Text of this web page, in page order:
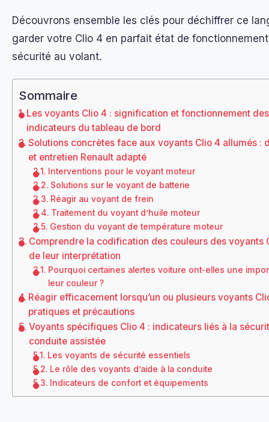
Découvrons ensemble les clés pour déchiffrer ce
garder votre Clio 4 en parfait état de
sécurité au volant.
Sommaire
Les voyants Clio 4 : signification et fonctionnement
indicateurs du tableau de bord
Solutions concrètes face aux voyants Clio 4 allumés :
et entretien Renault adapté
Interventions pour le voyant moteur
Solutions sur le voyant de batterie
Réagir au voyant de frein
Traitement du voyant d’huile moteur
Gestion du voyant de température moteur
Comprendre la codification des couleurs des voyants
de leur interprétation
Pourquoi certaines alertes voiture ont-elles une
leur couleur ?
Réagir efficacement lorsqu’un ou plusieurs voyants
pratiques et précautions
Voyants spécifiques Clio 4 : indicateurs liés à la
conduite assistée
Les voyants de sécurité essentiels
Le rôle des voyants d’aide à la conduite
Indicateurs de confort et équipements